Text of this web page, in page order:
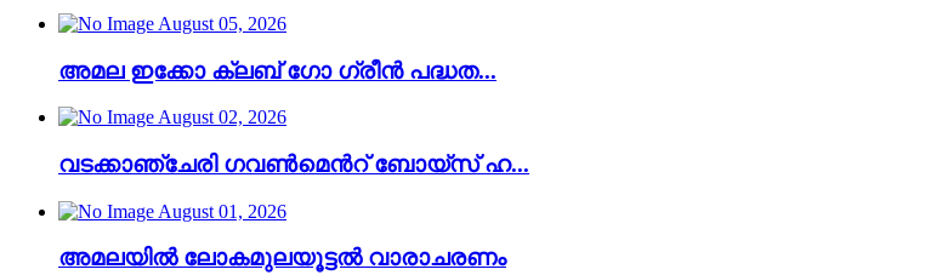
August 05, 2026
അമല ഇക്കോ ക്ലബ് ഗോ ഗ്രീൻ പദ്ധത...
August 02, 2026
വടക്കാഞ്ചേരി ഗവൺമെൻറ് ബോയ്സ് ഹ...
August 01, 2026
അമലയിൽ ലോകമുലയൂട്ടൽ വാരാചരണം